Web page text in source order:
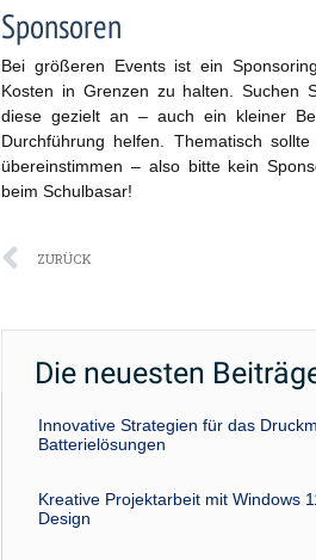
Sponsoren
Bei größeren Events ist ein
Kosten in Grenzen zu halten. Suchen
diese gezielt an – auch ein kleiner
Durchführung helfen. Thematisch
übereinstimmen – also bitte kein
beim Schulbasar!
Zurück
ZURÜCK
Die neuesten
Innovative Strategien für das
Batterielösungen
Kreative Projektarbeit mit Windows
Design